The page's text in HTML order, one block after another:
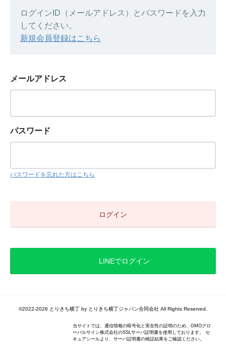
ログインID（メールアドレス）とパスワードを入力
してください。
新規会員登録はこちら
メールアドレス
パスワード
パスワードを忘れた方はこちら
LINEでログイン
©2022-2026 とりきち横丁 by とりきち横丁ジャパン合同会社 All Rights Reserved.
当サイトでは、通信情報の暗号化と実在性の証明のため、GMOグロ
ーバルサイン株式会社のSSLサーバ証明書を使用しております。 セ
キュアシールより、サーバ証明書の検証結果をご確認ください。